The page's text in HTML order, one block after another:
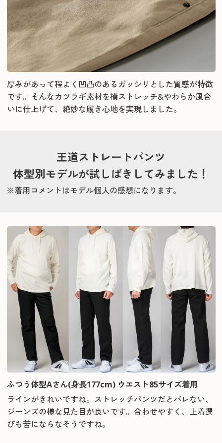
厚みがあって程よく凹凸のあるガッシリとした質感が特徴
です。そんなカツラギ素材を横ストレッチ&やわらか風合
いに仕上げて、絶妙な履き心地を実現しました。
王道ストレートパンツ
体型別モデルが試しばきしてみました！
※着用コメントはモデル個人の感想になります。
ふつう体型Aさん(身長177cm) ウエスト85サイズ着用
ラインがきれいですね。ストレッチパンツだとバレない、
ジーンズの様な見た目が良いです。合わせやすく、上着選
びも苦にならなそうですね。